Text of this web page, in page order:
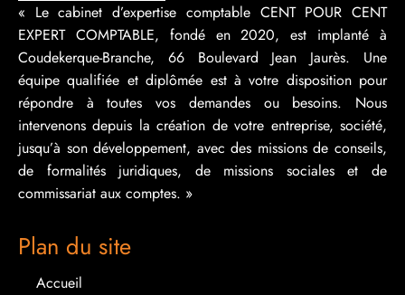
« Le cabinet d’expertise comptable CENT POUR CENT
EXPERT COMPTABLE, fondé en 2020, est implanté à
Coudekerque-Branche, 66 Boulevard Jean Jaurès. Une
équipe qualifiée et diplômée est à votre disposition pour
répondre à toutes vos demandes ou besoins. Nous
intervenons depuis la création de votre entreprise, société,
jusqu’à son développement, avec des missions de conseils,
de formalités juridiques, de missions sociales et de
commissariat aux comptes. »
Plan du site
Accueil